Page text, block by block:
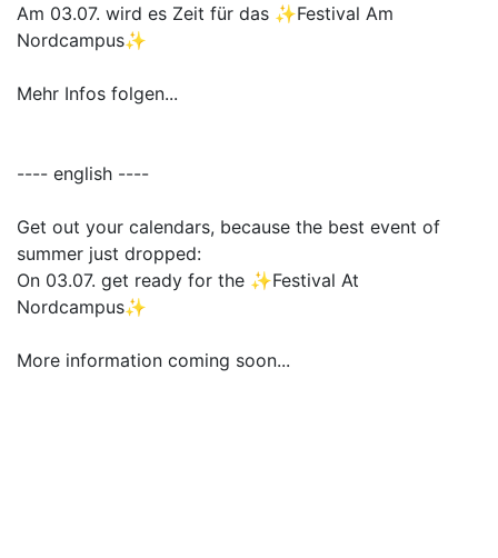
Am 03.07. wird es Zeit für das ✨Festival Am
Nordcampus✨
Mehr Infos folgen...
---- english ----
Get out your calendars, because the best event of
summer just dropped:
On 03.07. get ready for the ✨Festival At
Nordcampus✨
More information coming soon...